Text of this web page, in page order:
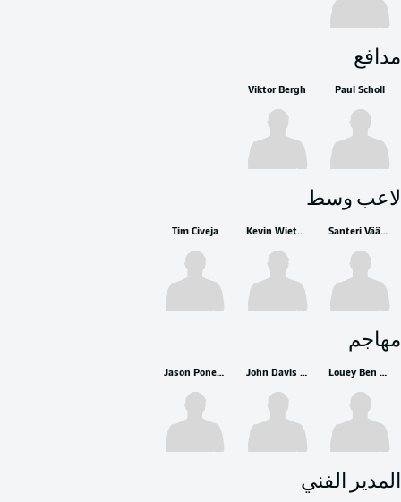
مدافع
Paul Scholl
Viktor Bergh
لاعب وسط
Santeri Väänänen
Kevin Wiethaup
Tim Civeja
مهاجم
Louey Ben Farhat
John Davis Meyer
Jason Ponente-Ramirez
المدير الفني